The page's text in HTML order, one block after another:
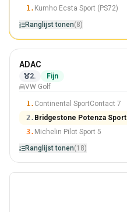
1. Kumho Ecsta Sport (PS72)
Ranglijst tonen(8)
225/40 R18
#2 Van 18 Banden
ADAC
2.
Fijn
VW Golf
1. Continental SportContact 7
2. Bridgestone Potenza Sport
3. Michelin Pilot Sport 5
Ranglijst tonen(18)